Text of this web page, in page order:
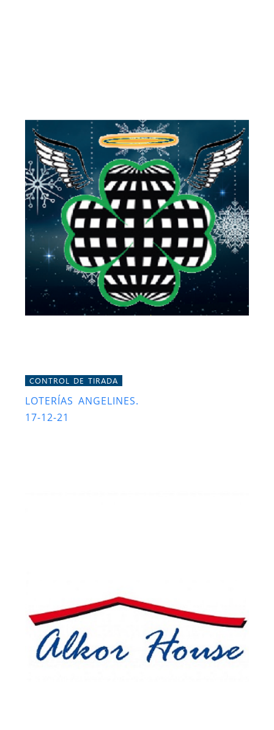
CONTROL DE TIRADA
LOTERÍAS ANGELINES.
17-12-21